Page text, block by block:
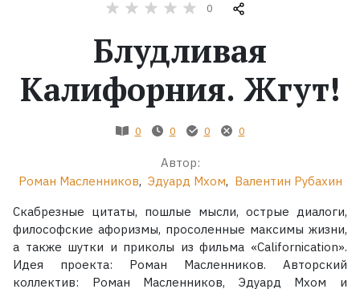
Экранизации
0
Блудливая
Калифорния. Жгут!
0 0 0 0
Автор:
Роман Масленников, Эдуард Мхом, Валентин Рубахин
Скабрезные цитаты, пошлые мысли, острые диалоги,
философские афоризмы, просоленные максимы жизни,
а также шутки и приколы из фильма «Саlifornication».
Идея проекта: Роман Масленников. Авторский
коллектив: Роман Масленников, Эдуард Мхом и